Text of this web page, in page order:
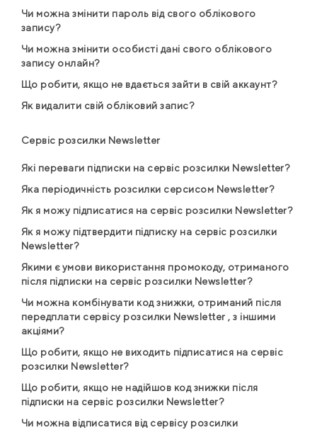
Чи можна змінити пароль від свого облікового
запису?
Чи можна змінити особисті дані свого облікового
запису онлайн?
Що робити, якщо не вдається зайти в свій аккаунт?
Як видалити свій обліковий запис?
Сервіс розсилки Newsletter
Які переваги підписки на сервіс розсилки Newsletter?
Яка періодичність розсилки серсисом Newsletter?
Як я можу підписатися на сервіс розсилки Newsletter?
Як я можу підтвердити підписку на сервіс розсилки
Newsletter?
Якими є умови використання промокоду, отриманого
після підписки на сервіс розсилки Newsletter?
Чи можна комбінувати код знижки, отриманий після
передплати сервісу розсилки Newsletter , з іншими
акціями?
Що робити, якщо не виходить підписатися на сервіс
розсилки Newsletter?
Що робити, якщо не надійшов код знижки після
підписки на сервіс розсилки Newsletter?
Чи можна відписатися від сервісу розсилки